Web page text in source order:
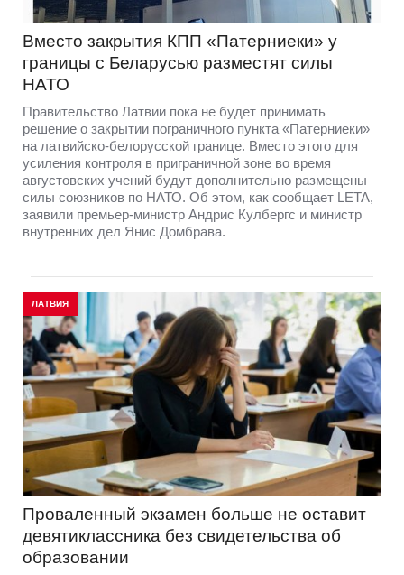
Вместо закрытия КПП «Патерниеки» у
границы с Беларусью разместят силы
НАТО
Правительство Латвии пока не будет принимать
решение о закрытии пограничного пункта «Патерниеки»
на латвийско-белорусской границе. Вместо этого для
усиления контроля в приграничной зоне во время
августовских учений будут дополнительно размещены
силы союзников по НАТО. Об этом, как сообщает LETA,
заявили премьер-министр Андрис Кулбергс и министр
внутренних дел Янис Домбрава.
ЛАТВИЯ
Проваленный экзамен больше не оставит
девятиклассника без свидетельства об
образовании